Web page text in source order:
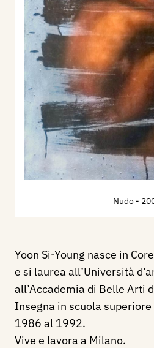
Nudo -
Yoon Si-Young nasce in
e si laurea all’Università
all’Accademia di Belle Arti
Insegna in scuola
1986 al 1992.
Vive e lavora a Milano.